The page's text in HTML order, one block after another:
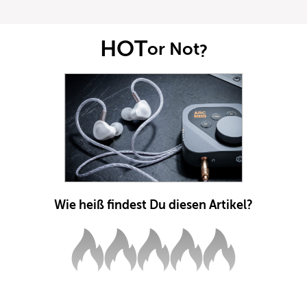
HOTor Not?
Wie heiß findest Du diesen Artikel?